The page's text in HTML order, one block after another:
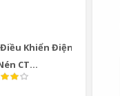
Khiển Điện
CT...